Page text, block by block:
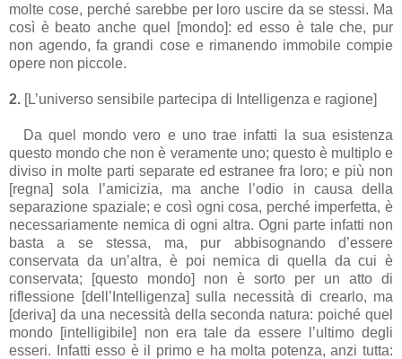
molte cose, perché sarebbe per loro uscire da se stessi. Ma
così è beato anche quel [mondo]: ed esso è tale che, pur
non agendo, fa grandi cose e rimanendo immobile compie
opere non piccole.
2. [L’universo sensibile partecipa di Intelligenza e ragione]
Da quel mondo vero e uno trae infatti la sua esistenza
questo mondo che non è veramente uno; questo è multiplo e
diviso in molte parti separate ed estranee fra loro; e più non
[regna] sola l’amicizia, ma anche l’odio in causa della
separazione spaziale; e così ogni cosa, perché imperfetta, è
necessariamente nemica di ogni altra. Ogni parte infatti non
basta a se stessa, ma, pur abbisognando d’essere
conservata da un’altra, è poi nemica di quella da cui è
conservata; [questo mondo] non è sorto per un atto di
riflessione [dell’Intelligenza] sulla necessità di crearlo, ma
[deriva] da una necessità della seconda natura: poiché quel
mondo [intelligibile] non era tale da essere l’ultimo degli
esseri. Infatti esso è il primo e ha molta potenza, anzi tutta: